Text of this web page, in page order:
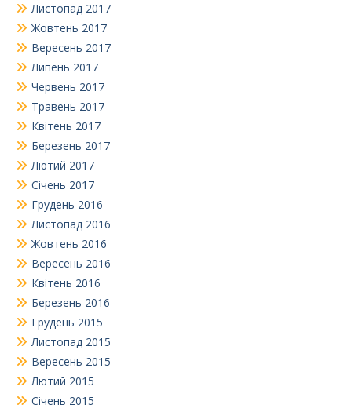
Листопад 2017
Жовтень 2017
Вересень 2017
Липень 2017
Червень 2017
Травень 2017
Квітень 2017
Березень 2017
Лютий 2017
Січень 2017
Грудень 2016
Листопад 2016
Жовтень 2016
Вересень 2016
Квітень 2016
Березень 2016
Грудень 2015
Листопад 2015
Вересень 2015
Лютий 2015
Січень 2015